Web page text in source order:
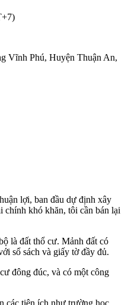
Vĩnh Phú, Huyện Thuận An,
lợi, ban đầu dự định xây
chính khó khăn, tôi cần bán lại
là đất thổ cư. Mảnh đất có
sổ sách và giấy tờ đầy đủ.
đông đúc, và có một công
các tiện ích như trường học,